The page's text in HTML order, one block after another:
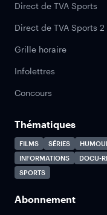
Direct de TVA Sports
Direct de TVA Sports 2
Grille horaire
Infolettres
Concours
Thématiques
FILMS SÉRIES
INFORMATIONS
DOCU-
SPORTS
Abonnement